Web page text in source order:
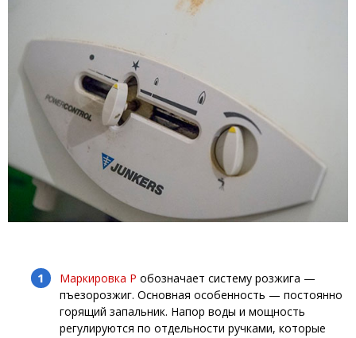
Маркировка Р обозначает систему розжига —
пъезорозжиг. Основная особенность — постоянно
горящий запальник. Напор воды и мощность
регулируются по отдельности ручками, которые